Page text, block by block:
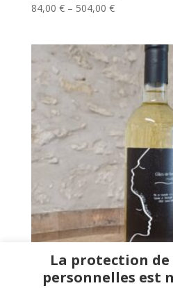
84,00 €– 504,00 €
La protection de
personnelles est